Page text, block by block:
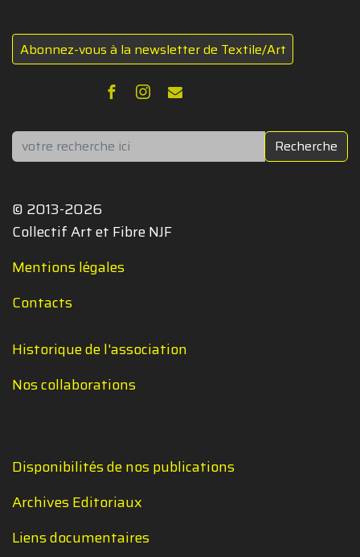
Abonnez-vous à la newsletter de Textile/Art
Rechercher Recherche
© 2013-2026
Collectif Art et Fibre NJF
Mentions légales
Contacts
Historique de l'association
Nos collaborations
Disponibilités de nos publications
Archives Editoriaux
Liens documentaires